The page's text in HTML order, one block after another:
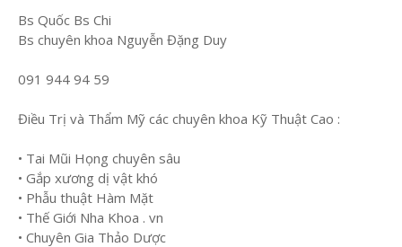
Bs Quốc Bs Chi
Bs chuyên khoa Nguyễn Đặng Duy
091 944 94 59
Điều Trị và Thẩm Mỹ các chuyên khoa Kỹ Thuật Cao :
• Tai Mũi Họng chuyên sâu
• Gắp xương dị vật khó
• Phẫu thuật Hàm Mặt
• Thế Giới Nha Khoa . vn
• Chuyên Gia Thảo Dược